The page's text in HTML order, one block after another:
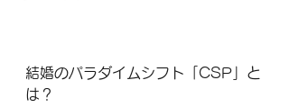
結婚のパラダイムシフト「CSP」と
は？